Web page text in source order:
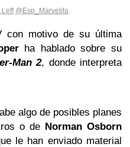
Leff @Esp_Marvelita
con motivo de su última
ha hablado sobre su
Man 2, donde interpreta
algo de posibles planes
o de Norman Osborn
le han enviado material